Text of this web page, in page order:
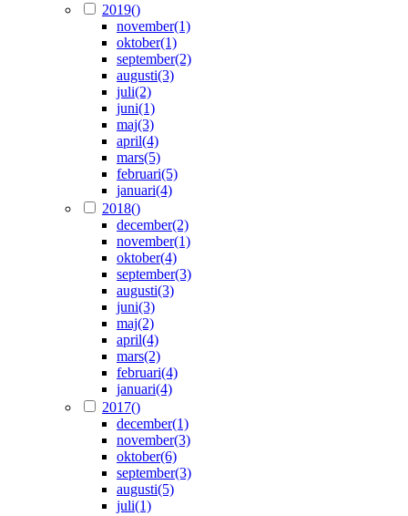
2019()
november(1)
oktober(1)
september(2)
augusti(3)
juli(2)
juni(1)
maj(3)
april(4)
mars(5)
februari(5)
januari(4)
2018()
december(2)
november(1)
oktober(4)
september(3)
augusti(3)
juni(3)
maj(2)
april(4)
mars(2)
februari(4)
januari(4)
2017()
december(1)
november(3)
oktober(6)
september(3)
augusti(5)
juli(1)